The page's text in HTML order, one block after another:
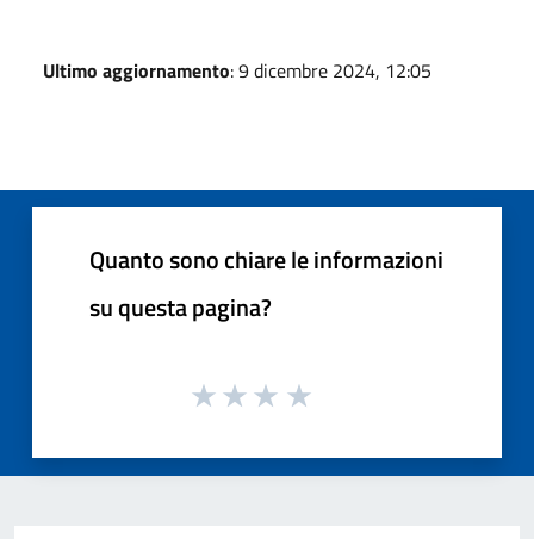
Ultimo aggiornamento: 9 dicembre 2024, 12:05
Quanto sono chiare le informazioni
su questa pagina?